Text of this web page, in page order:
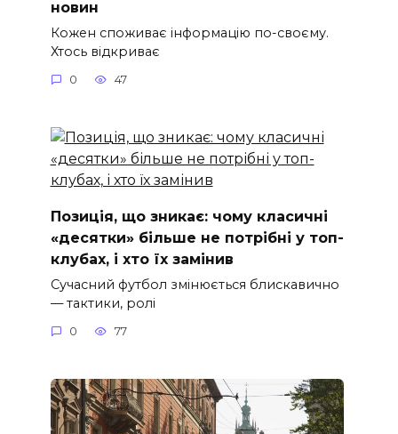
новин
Кожен споживає інформацію по-своєму.
Хтось відкриває
0 47
Позиція, що зникає: чому класичні
«десятки» більше не потрібні у топ-
клубах, і хто їх замінив
Сучасний футбол змінюється блискавично
— тактики, ролі
0 77